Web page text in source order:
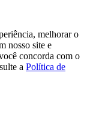
melhorar o
nosso site e
concorda com o
a Política de